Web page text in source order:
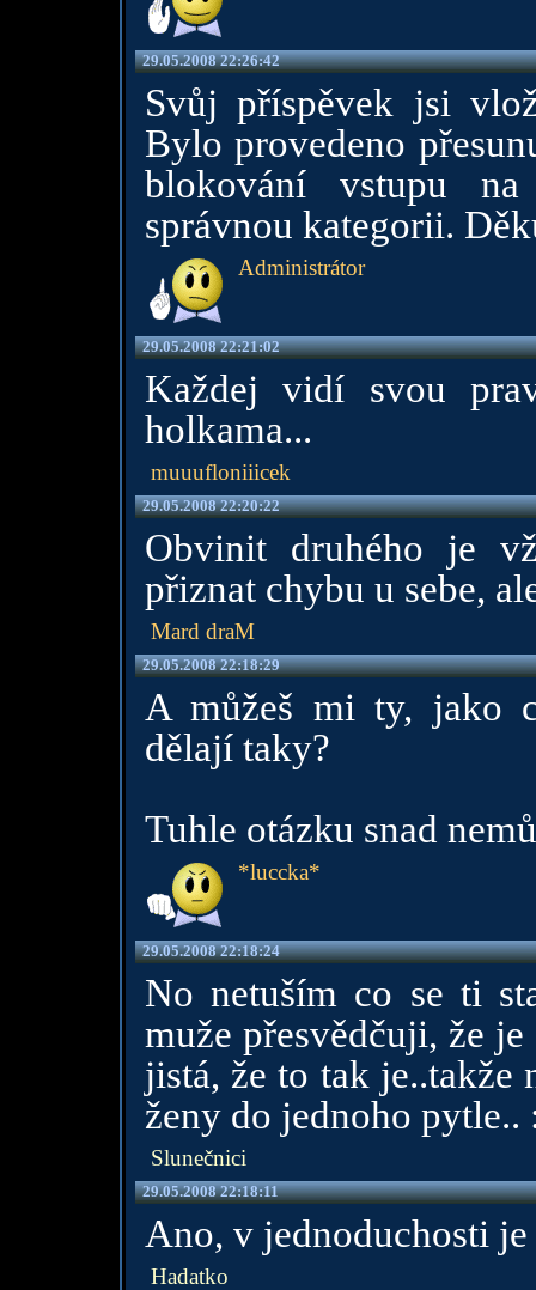
29.05.2008 22:26:42
Svůj příspěvek jsi
Bylo provedeno
blokování vstupu
správnou kategorii.
Administrátor
29.05.2008 22:21:02
Každej vidí svou
holkama...
muuufloniiicek
29.05.2008 22:20:22
Obvinit druhého je
přiznat chybu u sebe,
Mard draM
29.05.2008 22:18:29
A můžeš mi ty, jako
dělají taky?
Tuhle otázku snad
*luccka*
29.05.2008 22:18:24
No netuším co se ti
muže přesvědčuji, že
jistá, že to tak
ženy do jednoho pytle..
Slunečnici
29.05.2008 22:18:11
Ano, v jednoduchosti je
Hadatko